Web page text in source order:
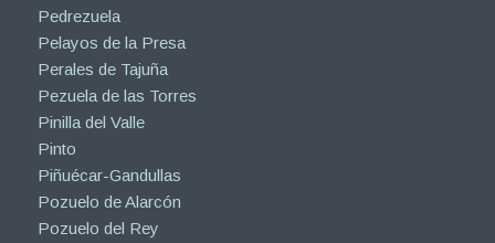
Pedrezuela
Pelayos de la Presa
Perales de Tajuña
Pezuela de las Torres
Pinilla del Valle
Pinto
Piñuécar-Gandullas
Pozuelo de Alarcón
Pozuelo del Rey